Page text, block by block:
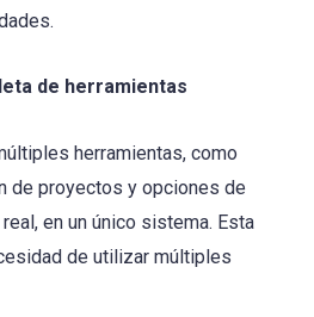
de herramientas
herramientas, como
de proyectos y opciones de
en un único sistema. Esta
de utilizar múltiples